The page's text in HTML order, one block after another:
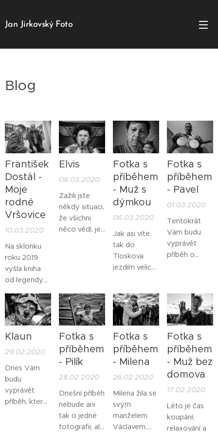
Jan Jirkovský Foto
Blog
František
Dostál -
Moje
rodné
Vršovice
10.03.2020
Na sklonku
roku 2019
vyšla kniha
od legendy
pouliční
fotografie,
Františka
Dostála.
rozhodnul
jsem se, že
Vám jí trochu
představím.
Elvis
08.03.2020
Zažili jste
někdy situaci,
že všichni
něco vědí, jen
Fotka s
příběhem
- Muž s
dýmkou
06.03.2020
Jak asi víte,
tak do
Tloskova
jezdím velice
hodně i tím,
že tam není
nikdy nouze
o nějakou
legraci a jen
málo kdy
odtud
odtížím aniž
bych zde
nezažil něco
humorného.
Dnes Vám
Fotka s
příběhem
- Pavel
01.03.2020
Tentokrát
Vám budu
vyprávět
příběh o
v ping-pongu
ze
SVĚTOVÝCH
LETNÍCH HER
SPECIÁLNÍCH
OLYMPIÁD
ABU DHABI
2019
Klaun
29.02.2020
Dnes Vám
budu
vyprávět
příběh, který
Fotka s
příběhem
- Pilík
28.02.2020
Dnešní příběh
nebude ani
tak o jedné
fotografii, ale
Fotka s
příběhem
- Milena
26.02.2020
Milena žila se
svým
manželem
Václavem.
Fotka s
příběhem
- Muž bez
domova
17.02.2020
Léto je čas
koupání,
relaxování a